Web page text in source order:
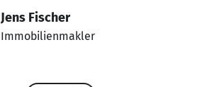
Jens Fischer
Immobilienmakler